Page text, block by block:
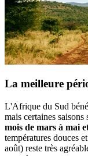
La meilleure
L'Afrique du Sud
mais certaines
mois de mars à mai
températures douces
août) reste très